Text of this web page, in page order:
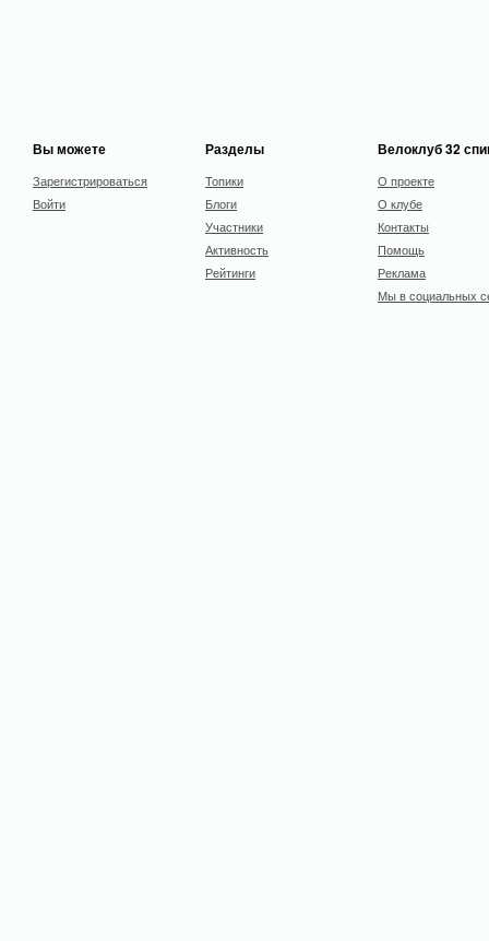
Вы можете
Зарегистрироваться
Войти
Разделы
Топики
Блоги
Участники
Активность
Рейтинги
Велоклуб 32
О проекте
О клубе
Контакты
Помощь
Реклама
Мы в социальных